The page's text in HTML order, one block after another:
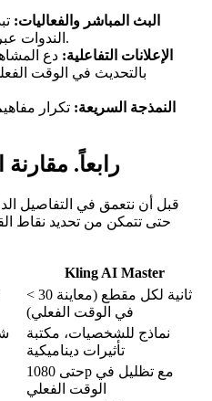
البث المباشر والفعاليات:
الندوات عبر الويب أو إطلاق المنتجات.
الإعلانات التفاعلية: دع
النمذجة السريعة: تكرار
رابعاً.
قبل أن نتعمق في التفاصيل
حتى تتمكن من تحديد نقاط
Kling AI Master
< 30 ثانية لكل مقطع (معاينة
في الوقت الفعلي)
نماذج للشخصيات، مكتبة
تأثيرات ديناميكية
حتى 1080p مع تظليل في
الوقت الفعلي